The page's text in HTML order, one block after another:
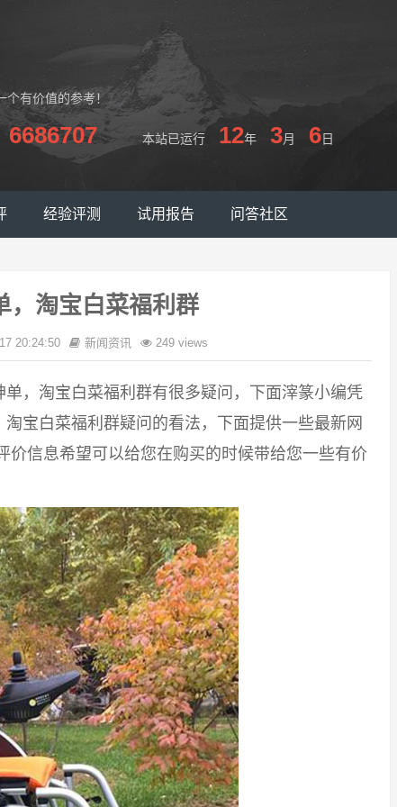
个有价值的参考！
6686707 本站已运行 12年 3月 6日
经验评测 试用报告 问答社区
，淘宝白菜福利群
20:24:50 新闻资讯 249 views
，淘宝白菜福利群有很多疑问，下面滓篆小编凭
宝白菜福利群疑问的看法，下面提供一些最新网
价信息希望可以给您在购买的时候带给您一些有价